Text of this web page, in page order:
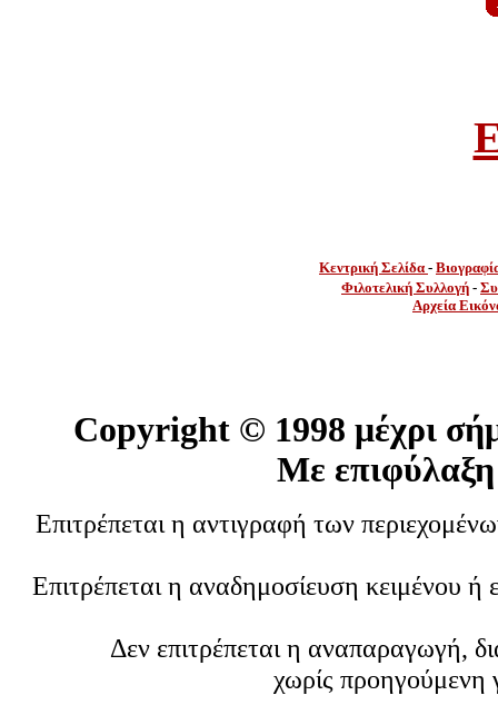
Κεντρική Σελίδα -
Φιλοτελική Συλλογή -
Αρχεία
Copyright © 1998 μέχρι
Με επιφύλαξη
Επιτρέπεται η αντιγραφή των
Επιτρέπεται η αναδημοσίευση κειμένου
Δεν επιτρέπεται η αναπαραγωγή,
χωρίς προηγούμενη